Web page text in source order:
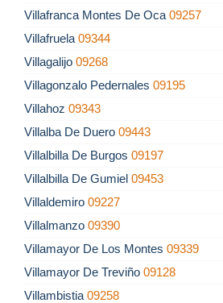
Villafranca Montes De Oca 09257
Villafruela 09344
Villagalijo 09268
Villagonzalo Pedernales 09195
Villahoz 09343
Villalba De Duero 09443
Villalbilla De Burgos 09197
Villalbilla De Gumiel 09453
Villaldemiro 09227
Villalmanzo 09390
Villamayor De Los Montes 09339
Villamayor De Treviño 09128
Villambistia 09258